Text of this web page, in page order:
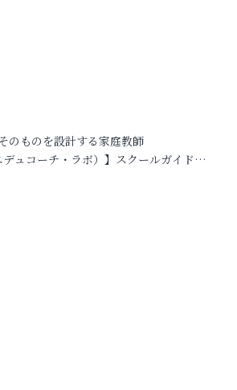
のものを設計する家庭教師
ュコーチ・ラボ）】スクールガイド…